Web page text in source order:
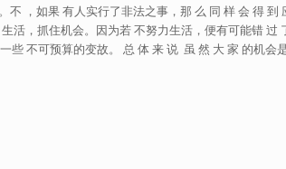
不 ，如果 有人实行了非法之事，那 么 同 样 会 得
活，抓住机会。因为若 不努力生活，便有可能错
些 不可预算的变故。 总 体 来 说 虽 然 大 家 的机